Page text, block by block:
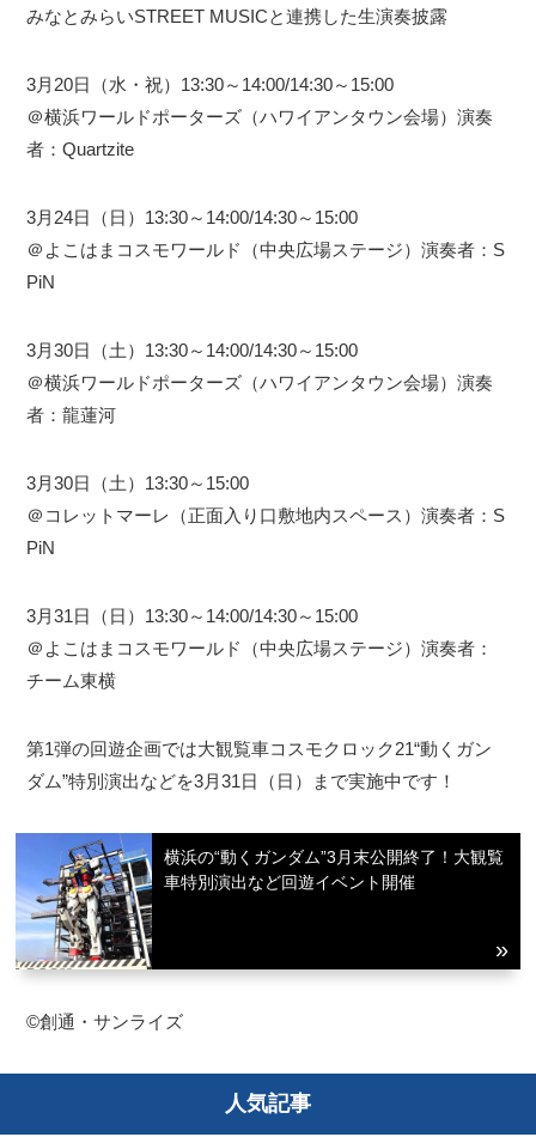
みなとみらいSTREET MUSICと連携した生演奏披露
3月20日（水・祝）13:30～14:00/14:30～15:00
＠横浜ワールドポーターズ（ハワイアンタウン会場）演奏
者：Quartzite
3月24日（日）13:30～14:00/14:30～15:00
＠よこはまコスモワールド（中央広場ステージ）演奏者：S
PiN
3月30日（土）13:30～14:00/14:30～15:00
＠横浜ワールドポーターズ（ハワイアンタウン会場）演奏
者：龍蓮河
3月30日（土）13:30～15:00
＠コレットマーレ（正面入り口敷地内スペース）演奏者：S
PiN
3月31日（日）13:30～14:00/14:30～15:00
＠よこはまコスモワールド（中央広場ステージ）演奏者：
チーム東横
第1弾の回遊企画では大観覧車コスモクロック21“動くガン
ダム”特別演出などを3月31日（日）まで実施中です！
横浜の“動くガンダム”3月末公開終了！大観覧
車特別演出など回遊イベント開催
©創通・サンライズ
人気記事